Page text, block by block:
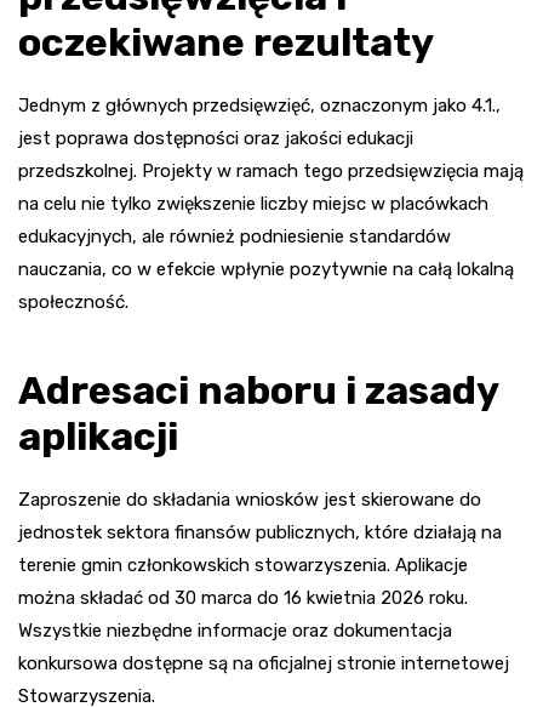
oczekiwane rezultaty
Jednym z głównych przedsięwzięć, oznaczonym jako 4.1.,
jest poprawa dostępności oraz jakości edukacji
przedszkolnej. Projekty w ramach tego przedsięwzięcia mają
na celu nie tylko zwiększenie liczby miejsc w placówkach
edukacyjnych, ale również podniesienie standardów
nauczania, co w efekcie wpłynie pozytywnie na całą lokalną
społeczność.
Adresaci naboru i zasady
aplikacji
Zaproszenie do składania wniosków jest skierowane do
jednostek sektora finansów publicznych, które działają na
terenie gmin członkowskich stowarzyszenia. Aplikacje
można składać od 30 marca do 16 kwietnia 2026 roku.
Wszystkie niezbędne informacje oraz dokumentacja
konkursowa dostępne są na oficjalnej stronie internetowej
Stowarzyszenia.